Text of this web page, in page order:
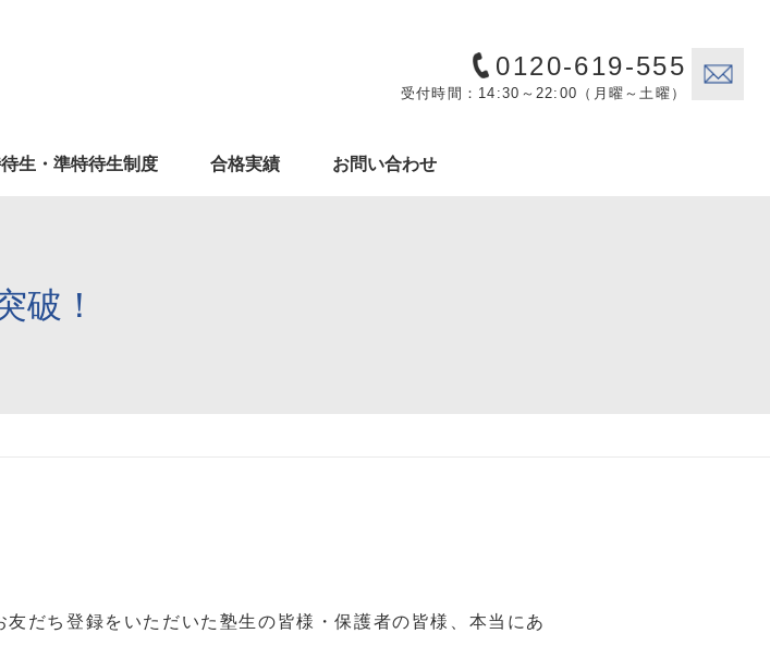
0120-619-555
受付時間：14:30～22:00（月曜～土曜）
生・準特待生制度 合格実績 お問い合わせ
破！
だち登録をいただいた塾生の皆様・保護者の皆様、本当にあ